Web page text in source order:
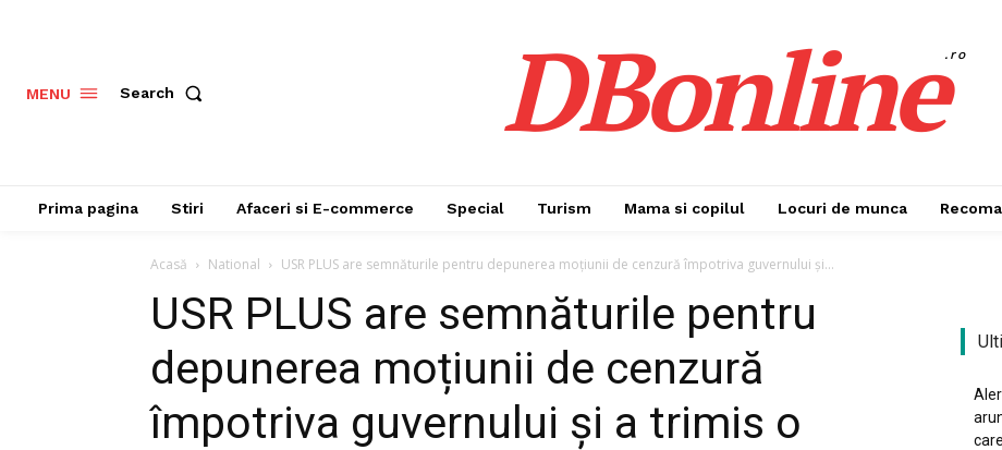
MENU Search DBonline.ro
Prima pagina Stiri Afaceri si E-commerce Special Turism Mama si copilul Locuri de munca
Acasă National USR PLUS are semnăturile pentru depunerea moțiunii de cenzură împotriva guvernului și...
USR PLUS are semnăturile pentru
depunerea moțiunii de cenzură
împotriva guvernului și a trimis o